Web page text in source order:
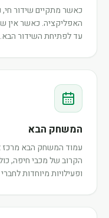
כאשר מתקיים שידור חי,
האפליקציה. כאשר אין
עד לפתיחת השידור הבא.
המשחק הבא
עמוד המשחק הבא מרכז
הקרוב של מכבי חיפה,
ופעילויות מיוחדות